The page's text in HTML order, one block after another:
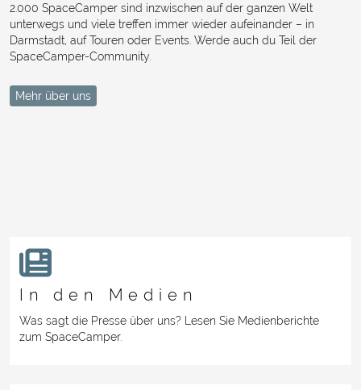
2.000 SpaceCamper sind inzwischen auf der ganzen Welt
unterwegs und viele treffen immer wieder aufeinander – in
Darmstadt, auf Touren oder Events. Werde auch du Teil der
SpaceCamper-Community.
Mehr über uns
In den Medien
Was sagt die Presse über uns? Lesen Sie Medienberichte
zum SpaceCamper.